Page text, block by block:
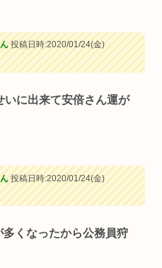
投稿日時:2020/01/24(金)
いに出来て安倍さん運が
投稿日時:2020/01/24(金)
多くなったから公務員狩